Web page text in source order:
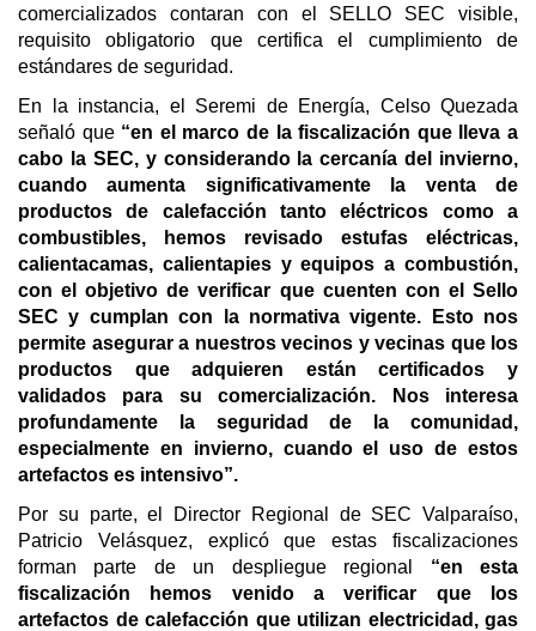
comercializados contaran con el SELLO SEC visible,
requisito obligatorio que certifica el cumplimiento de
estándares de seguridad.
En la instancia, el Seremi de Energía, Celso Quezada
señaló que “en el marco de la fiscalización que lleva a
cabo la SEC, y considerando la cercanía del invierno,
cuando aumenta significativamente la venta de
productos de calefacción tanto eléctricos como a
combustibles, hemos revisado estufas eléctricas,
calientacamas, calientapies y equipos a combustión,
con el objetivo de verificar que cuenten con el Sello
SEC y cumplan con la normativa vigente. Esto nos
permite asegurar a nuestros vecinos y vecinas que los
productos que adquieren están certificados y
validados para su comercialización. Nos interesa
profundamente la seguridad de la comunidad,
especialmente en invierno, cuando el uso de estos
artefactos es intensivo”.
Por su parte, el Director Regional de SEC Valparaíso,
Patricio Velásquez, explicó que estas fiscalizaciones
forman parte de un despliegue regional “en esta
fiscalización hemos venido a verificar que los
artefactos de calefacción que utilizan electricidad, gas